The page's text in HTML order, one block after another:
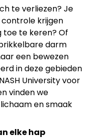
te verliezen? Je
krijgen
toe te keren? Of
darm
een bewezen
in deze gebieden
University voor
vinden we
en smaak
elke hap